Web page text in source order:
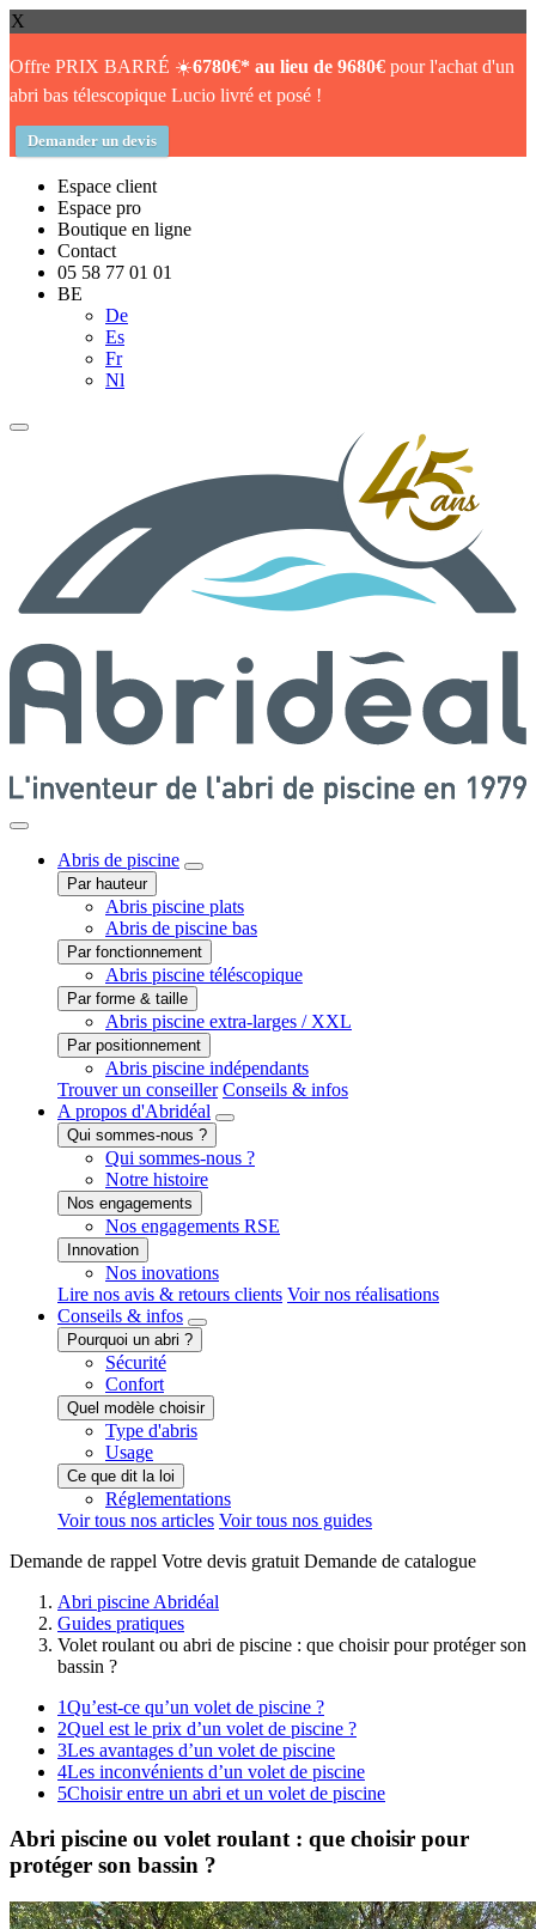
X
Offre PRIX BARRÉ ☀️6780€* au lieu de 9680€ pour l'achat d'un
abri bas télescopique Lucio livré et posé !
Demander un devis
Espace client
Espace pro
Boutique en ligne
Contact
05 58 77 01 01
BE
De
Es
Fr
Nl
Abris de piscine
Par hauteur
Abris piscine plats
Abris de piscine bas
Par fonctionnement
Abris piscine téléscopique
Par forme & taille
Abris piscine extra-larges / XXL
Par positionnement
Abris piscine indépendants
Trouver un conseiller Conseils & infos
A propos d'Abridéal
Qui sommes-nous ?
Qui sommes-nous ?
Notre histoire
Nos engagements
Nos engagements RSE
Innovation
Nos inovations
Lire nos avis & retours clients Voir nos réalisations
Conseils & infos
Pourquoi un abri ?
Sécurité
Confort
Quel modèle choisir
Type d'abris
Usage
Ce que dit la loi
Réglementations
Voir tous nos articles Voir tous nos guides
Demande de rappel Votre devis gratuit Demande de catalogue
Abri piscine Abridéal
Guides pratiques
Volet roulant ou abri de piscine : que choisir pour protéger son
bassin ?
1Qu’est-ce qu’un volet de piscine ?
2Quel est le prix d’un volet de piscine ?
3Les avantages d’un volet de piscine
4Les inconvénients d’un volet de piscine
5Choisir entre un abri et un volet de piscine
Abri piscine ou volet roulant : que choisir pour
protéger son bassin ?